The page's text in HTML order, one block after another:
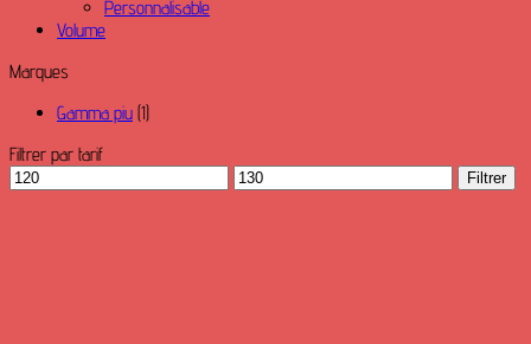
Personnalisable
Volume
Marques
Gamma piu (1)
Filtrer par tarif
Prix
min
Prix
max
Filtrer